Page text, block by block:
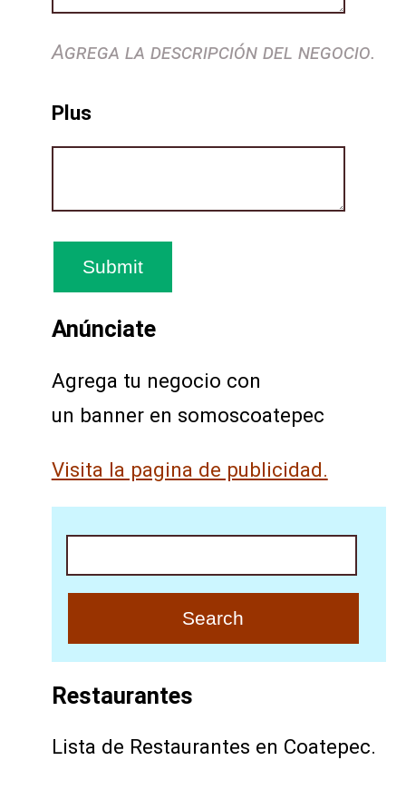
Agrega la descripción del negocio.
Plus
Anúnciate
Agrega tu negocio con
un banner en somoscoatepec
Visita la pagina de publicidad.
Search
Restaurantes
Lista de Restaurantes en Coatepec.